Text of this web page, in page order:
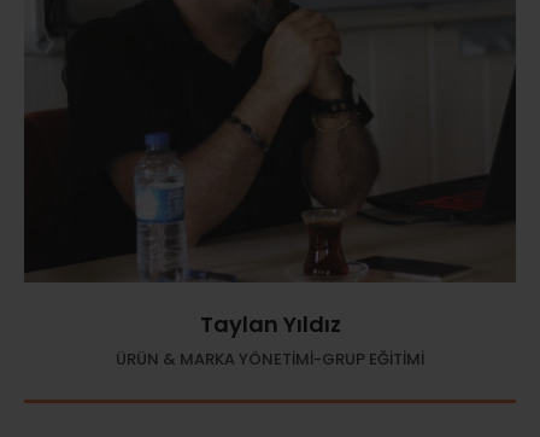
Taylan Yıldız
ÜRÜN & MARKA YÖNETİMİ-GRUP EĞİTİMİ